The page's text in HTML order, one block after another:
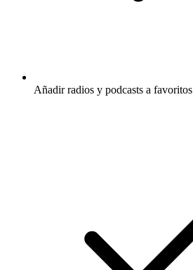
Añadir radios y podcasts a favoritos